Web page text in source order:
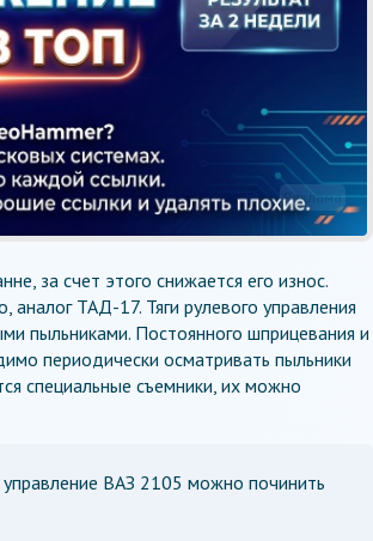
Реклама
за счет этого снижается его износ.
ТАД-17. Тяги рулевого управления
пыльниками. Постоянного шприцевания и
периодически осматривать пыльники
специальные съемники, их можно
управление ВАЗ 2105 можно починить